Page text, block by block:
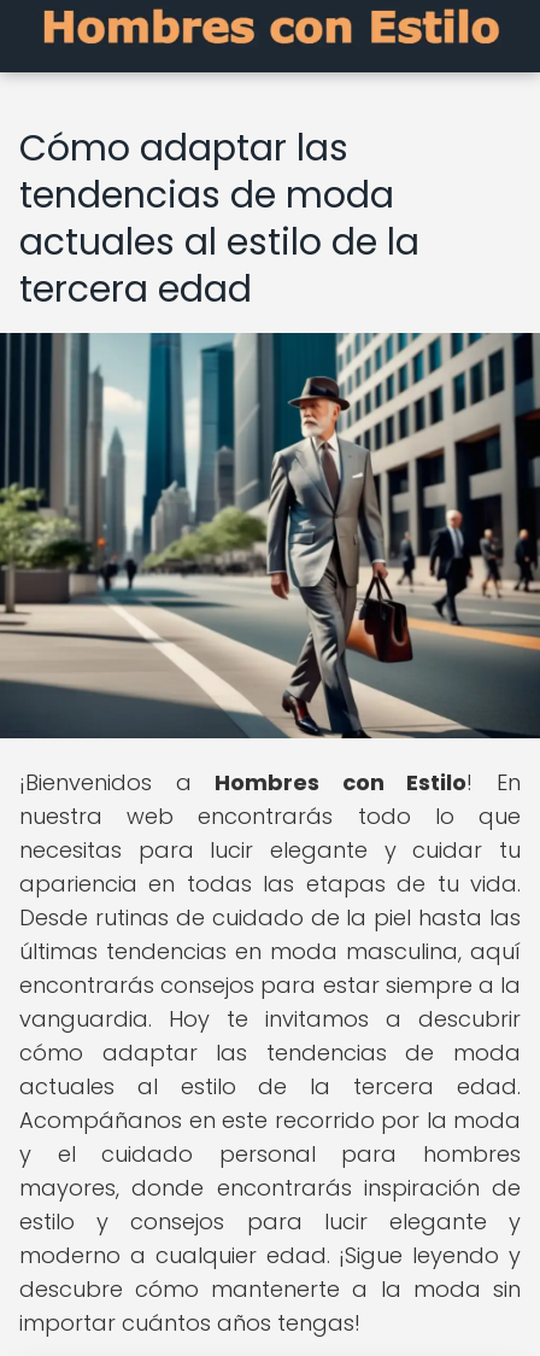
Cómo adaptar las
tendencias de moda
actuales al estilo de la
tercera edad
¡Bienvenidos a Hombres con Estilo! En
nuestra web encontrarás todo lo que
necesitas para lucir elegante y cuidar tu
apariencia en todas las etapas de tu vida.
Desde rutinas de cuidado de la piel hasta las
últimas tendencias en moda masculina, aquí
encontrarás consejos para estar siempre a la
vanguardia. Hoy te invitamos a descubrir
cómo adaptar las tendencias de moda
actuales al estilo de la tercera edad.
Acompáñanos en este recorrido por la moda
y el cuidado personal para hombres
mayores, donde encontrarás inspiración de
estilo y consejos para lucir elegante y
moderno a cualquier edad. ¡Sigue leyendo y
descubre cómo mantenerte a la moda sin
importar cuántos años tengas!